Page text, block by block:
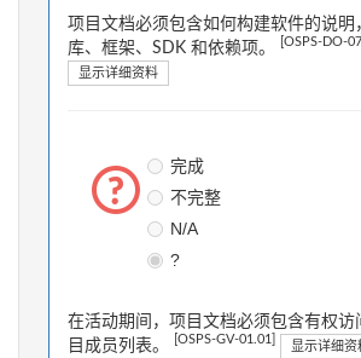
项目文档必须包含如何构建软件的说明
库、框架、SDK 和依赖项。
[OSPS-DO-
显示详细资料
完成
不完整
N/A
?
在活动期间，项目文档必须包含有权访
目成员列表。
[OSPS-GV-01.01] 显示详细资